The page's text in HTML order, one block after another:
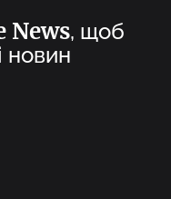
News, щоб
новин